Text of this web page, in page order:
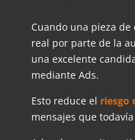
Cuando una pieza
real por parte de la
una excelente
mediante Ads.
Esto reduce el riesgo
mensajes que